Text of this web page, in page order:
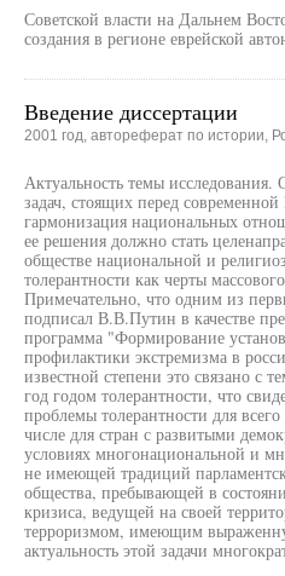
Советской власти на Дальнем
создания в регионе еврейской
Введение диссертации
2001 год, автореферат по истории,
Актуальность темы
задач, стоящих перед современной
гармонизация национальных
ее решения должно стать
обществе национальной и
толерантности как черты
Примечательно, что одним из
подписал В.В.Путин в качестве
программа "Формирование
профилактики экстремизма в
известной степени это связано
год годом толерантности, что
проблемы толерантности для
числе для стран с развитыми
условиях многонациональной и
не имеющей традиций
общества, пребывающей в
кризиса, ведущей на своей
терроризмом, имеющим
актуальность этой задачи